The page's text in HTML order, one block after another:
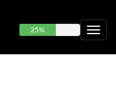
25%